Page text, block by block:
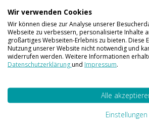
Wir liefern Ihnen Ihre
Gründen nicht
Kontaktieren
01 23 06
info@transpak.at
Verpackungslexikon
Wir verwenden Cookies
Wir können diese zur Analyse unserer
Webseite zu verbessern, personalisierte Inhalte
großartiges Webseiten-Erlebnis zu bieten. Diese
Nutzung unserer Website nicht notwendig und
widerrufen werden. Weitere Informationen
Datenschutzerklärungund Impressum.
Alle
Einstellungen